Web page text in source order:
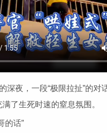
深夜，一段“极限拉扯”的对
了生死时速的窒息氛围。
的话”